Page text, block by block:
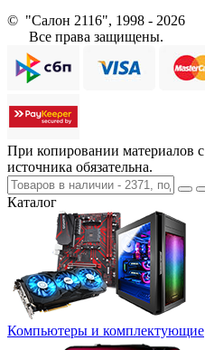
© "Салон 2116", 1998 - 2026
Все права защищены.
При копировании материалов
источника обязательна.
Каталог
Компьютеры и комплектующие